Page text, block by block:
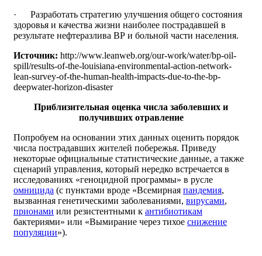
· Разработать стратегию улучшения общего состояния
здоровья и качества жизни наиболее пострадавшей в
результате нефтеразлива ВР и больной части населения.
Источник: http://www.leanweb.org/our-work/water/bp-oil-
spill/results-of-the-louisiana-environmental-action-network-
lean-survey-of-the-human-health-impacts-due-to-the-bp-
deepwater-horizon-disaster
Приблизительная оценка числа заболевших и
получивших отравление
Попробуем на основании этих данных оценить порядок
числа пострадавших жителей побережья. Приведу
некоторые официальные статистические данные, а также
сценарий управления, который нередко встречается в
исследованиях «геноцидной программы» в русле
омницида (с пунктами вроде «Всемирная пандемия,
вызванная генетическими заболеваниями, вирусами,
прионами или резистентными к антибиотикам
бактериями» или «Вымирание через тихое снижение
популяции»).